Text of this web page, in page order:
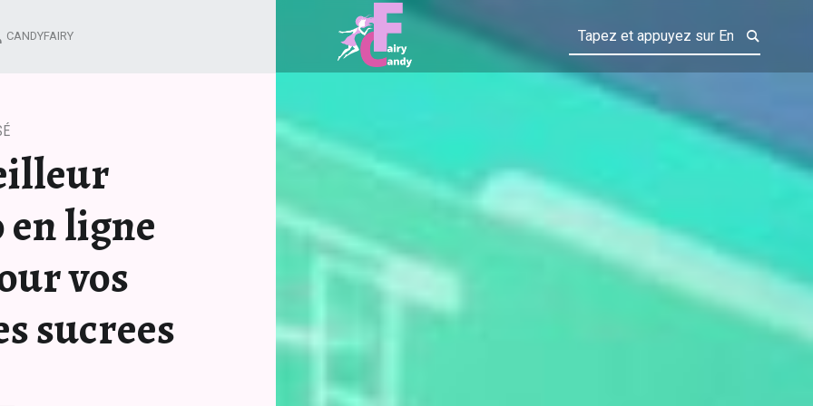
TOP 5 : MEILLEUR MAGASIN BIO EN LIGNE PAS CHER POUR VOS GOURMANDISES SUCREES
Blog d'une fée
ligne
vos
sucrees
CANDYFAIRY